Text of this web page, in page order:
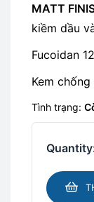
MATT
kiềm dầu
Fucoidan
Kem
Tình trạng: